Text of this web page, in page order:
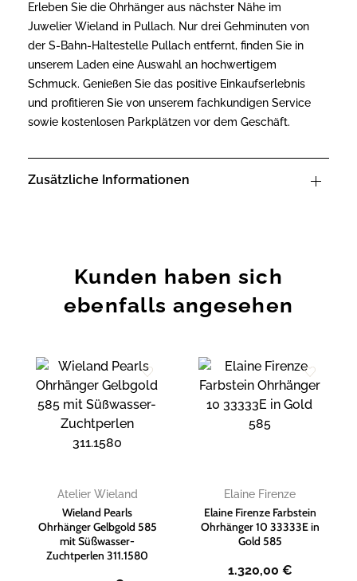
Erleben Sie die Ohrhänger aus nächster Nähe im
Juwelier Wieland in Pullach. Nur drei Gehminuten von
der S-Bahn-Haltestelle Pullach entfernt, finden Sie in
unserem Laden eine Auswahl an hochwertigem
Schmuck. Genießen Sie das positive Einkaufserlebnis
und profitieren Sie von unserem fachkundigen Service
sowie kostenlosen Parkplätzen vor dem Geschäft.
Zusätzliche Informationen
Kunden haben sich
ebenfalls angesehen
Wunschliste
hinzufügen
Atelier Wieland
Wieland Pearls
Ohrhänger Gelbgold 585
mit Süßwasser-
Zuchtperlen 311.1580
Zur
Wunschliste
hinzufügen
Elaine Firenze
Elaine Firenze Farbstein
Ohrhänger 10 33333E in
Gold 585
1.320,00 €